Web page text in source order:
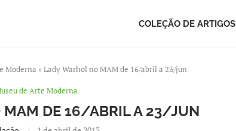
COLEÇÃO DE ARTIGOS
Moderna »Lady Warhol no MAM de 16/abril a 23/jun
de Arte Moderna
MAM DE 16/ABRIL A 23/JUN